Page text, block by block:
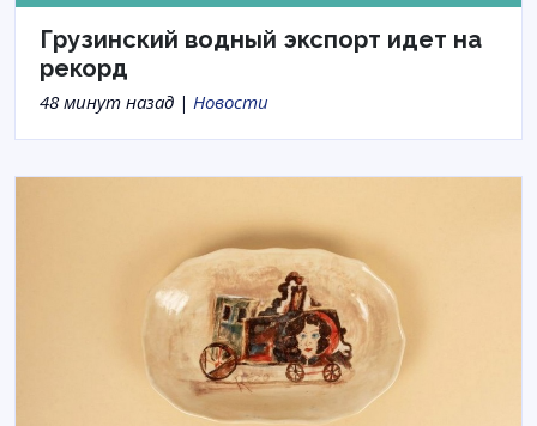
Грузинский водный экспорт идет на
рекорд
48 минут назад | Новости